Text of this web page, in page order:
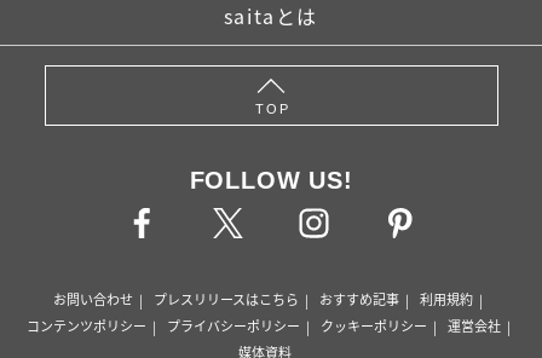
saitaとは
TOP
FOLLOW US!
お問い合わせ プレスリリースはこちら おすすめ記事
利用規約
コンテンツポリシー
プライバシーポリシー クッキーポリシー
運営会社
媒体資料